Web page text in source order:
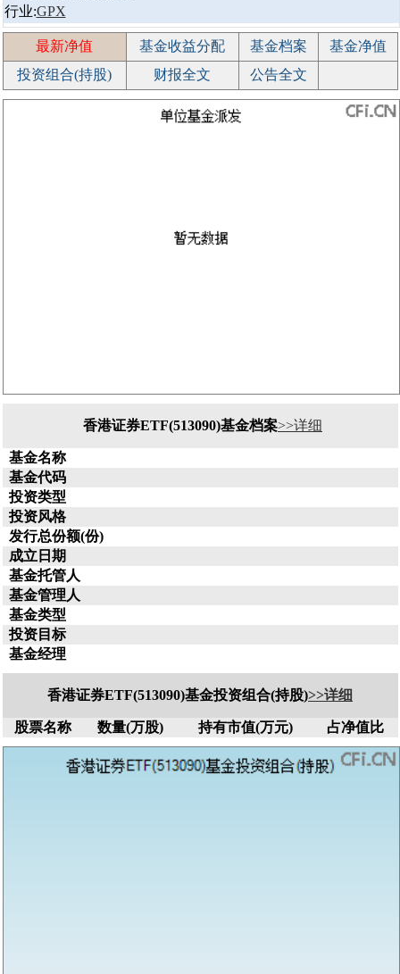
行业:GPX
最新净值 基金收益分配 基金档案
基金净值
投资组合(持股)
财报全文 公告全文
香港证券ETF(513090)基金档案>>详细
基金名称
基金代码
投资类型
投资风格
发行总份额(份)
成立日期
基金托管人
基金管理人
基金类型
投资目标
基金经理
香港证券ETF(513090)基金投资组合(持股)>>详细
股票名称 数量(万股) 持有市值(万元) 占净值比